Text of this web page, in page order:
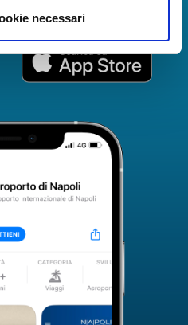
necessari